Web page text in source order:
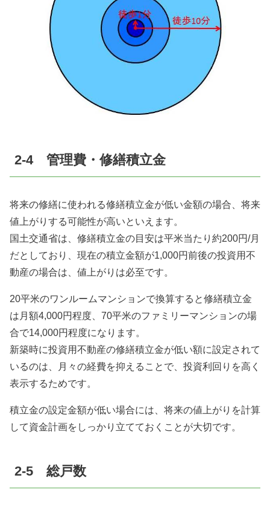
2-4 管理費・修繕積立金
将来の修繕に使われる修繕積立金が低い金額の場合、将来
値上がりする可能性が高いといえます。
国土交通省は、修繕積立金の目安は平米当たり約200円/月
だとしており、現在の積立金額が1,000円前後の投資用不
動産の場合は、値上がりは必至です。
20平米のワンルームマンションで換算すると修繕積立金
は月額4,000円程度、70平米のファミリーマンションの場
合で14,000円程度になります。
新築時に投資用不動産の修繕積立金が低い額に設定されて
いるのは、月々の経費を抑えることで、投資利回りを高く
表示するためです。
積立金の設定金額が低い場合には、将来の値上がりを計算
して資金計画をしっかり立てておくことが大切です。
2-5 総戸数